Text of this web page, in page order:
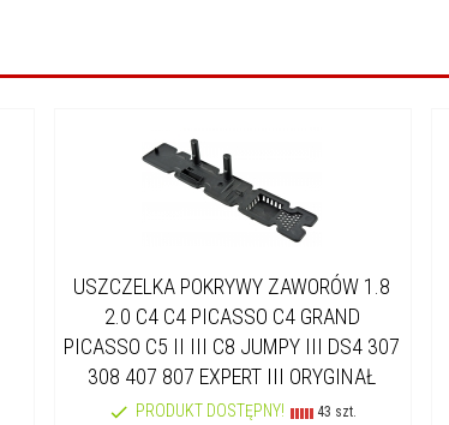
USZCZELKA POKRYWY ZAWORÓW 1.8
2.0 C4 C4 PICASSO C4 GRAND
PICASSO C5 II III C8 JUMPY III DS4 307
308 407 807 EXPERT III ORYGINAŁ
PRODUKT DOSTĘPNY! 43 szt.